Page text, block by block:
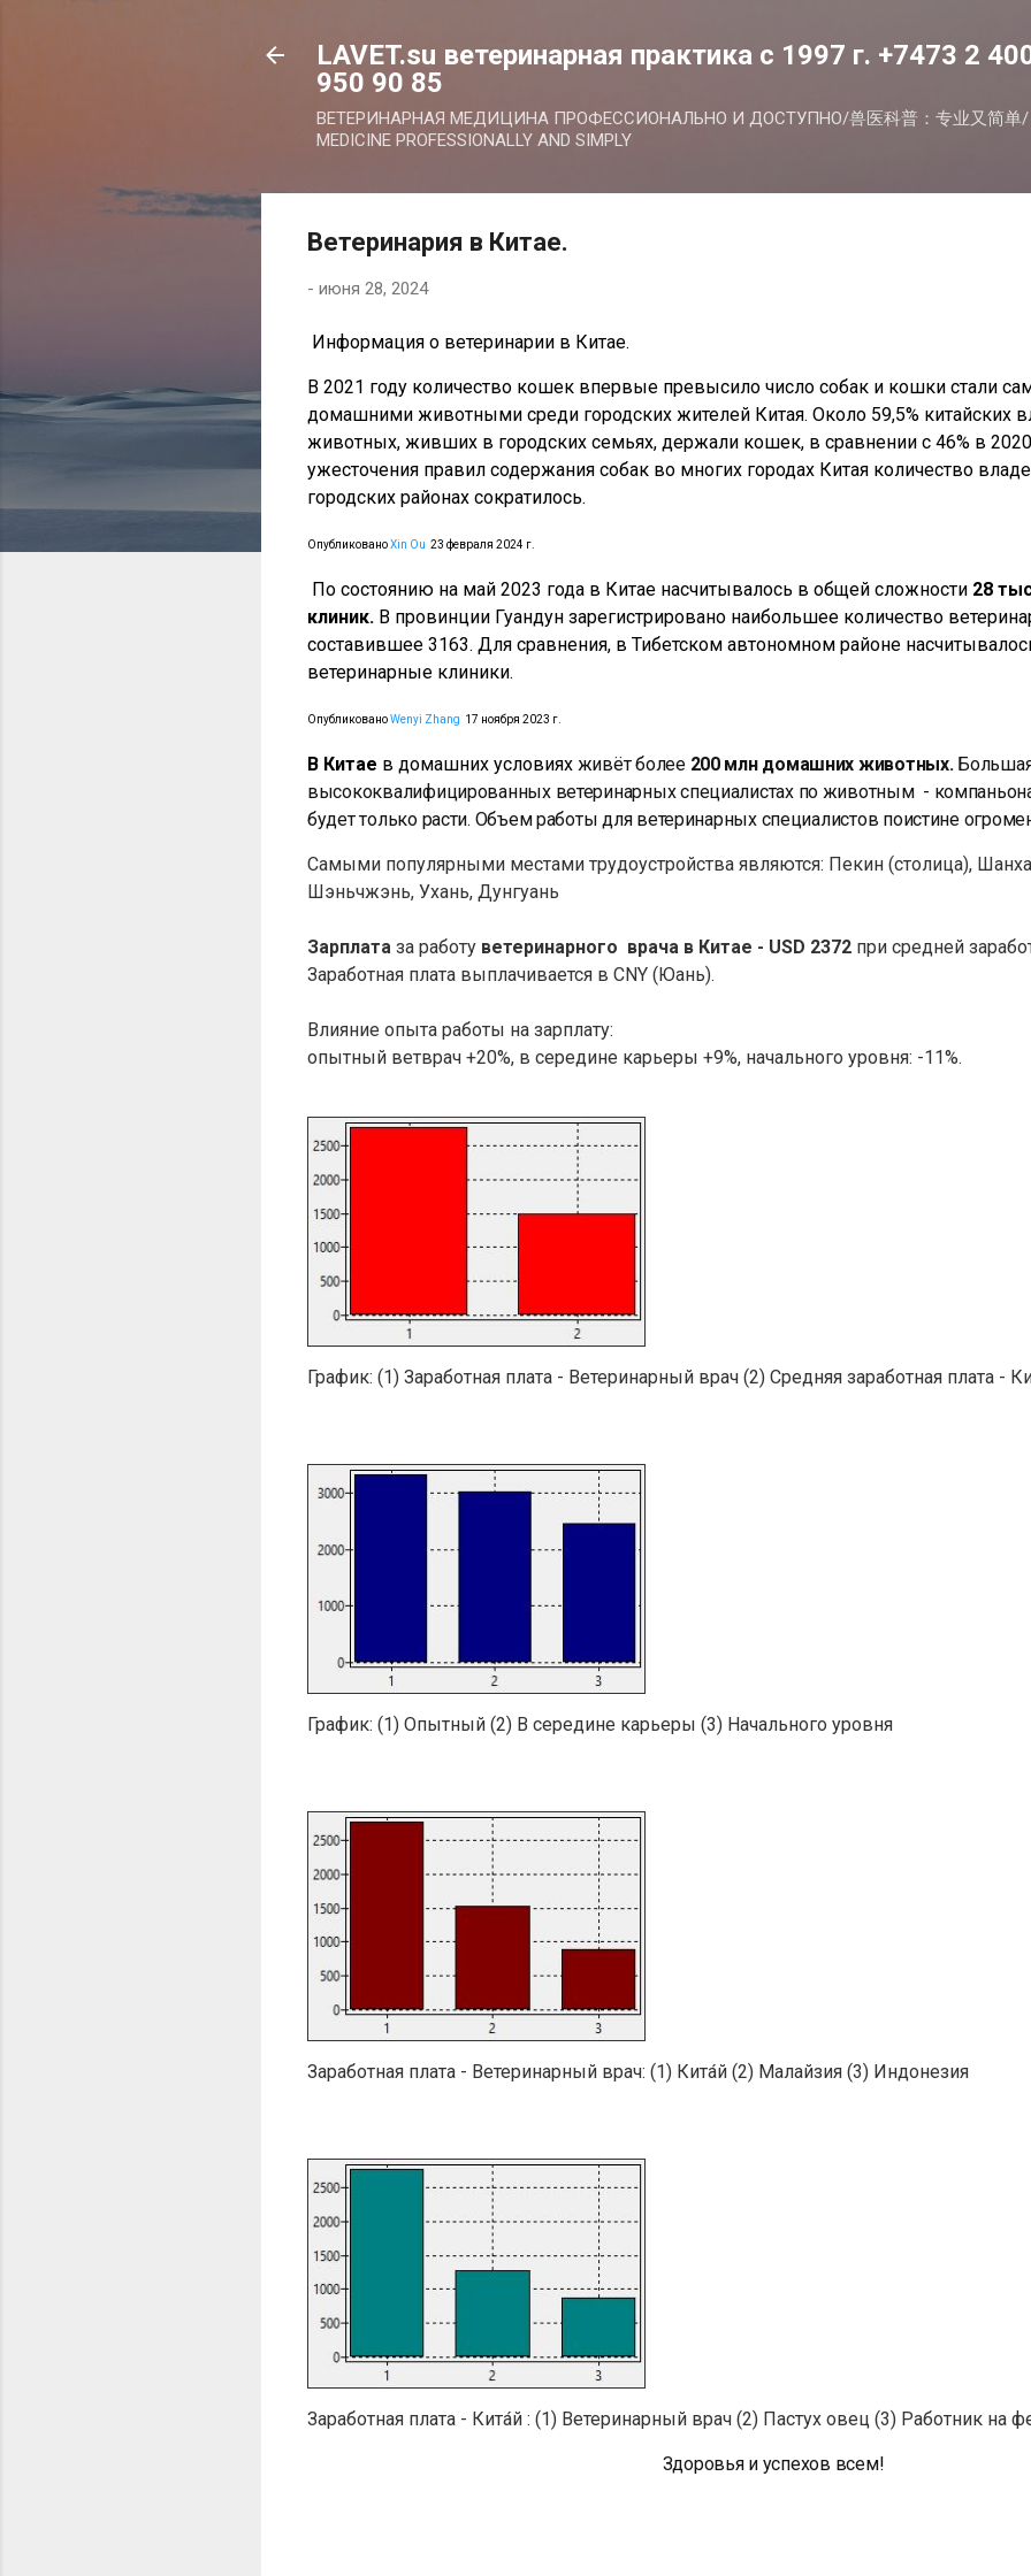
LAVET.su ветеринарная практика с 1997 г. +7473 2
950 90 85
ВЕТЕРИНАРНАЯ МЕДИЦИНА ПРОФЕССИОНАЛЬНО И ДОСТУПНО/兽医科普：专业又简单/
MEDICINE PROFESSIONALLY AND SIMPLY
Ветеринария в Китае.
- июня 28, 2024
Информация о ветеринарии в Китае.
В 2021 году количество кошек впервые превысило число собак и кошки стали
домашними животными среди городских жителей Китая. Около 59,5% китайских
животных, живших в городских семьях, держали кошек, в сравнении с 46% в
ужесточения правил содержания собак во многих городах Китая количество
городских районах сократилось.
ОпубликованоXin Ou 23 февраля 2024 г.
По состоянию на май 2023 года в Китае насчитывалось в общей сложности 28
клиник. В провинции Гуандун зарегистрировано наибольшее количество
составившее 3163. Для сравнения, в Тибетском автономном районе
ветеринарные клиники.
ОпубликованоWenyi Zhang 17 ноября 2023 г.
В Китае в домашних условиях живёт более 200 млн домашних животных.
высококвалифицированных ветеринарных специалистах по животным -
будет только расти. Объем работы для ветеринарных специалистов поистине
Самыми популярными местами трудоустройства являются: Пекин (столица),
Шэньчжэнь, Ухань, Дунгуань
Зарплата за работу ветеринарного врача в Китае - USD 2372 при средней
Заработная плата выплачивается в CNY (Юань).
Влияние опыта работы на зарплату:
опытный ветврач +20%, в середине карьеры +9%, начального уровня: -11%.
График: (1) Заработная плата - Ветеринарный врач (2) Средняя заработная плата -
График: (1) Oпытный (2) В середине карьеры (3) Начального уровня
Заработная плата - Ветеринарный врач: (1) Кита́й (2) Малайзия (3) Индонезия
Заработная плата - Кита́й : (1) Ветеринарный врач (2) Пастух овец (3) Работник на
Здоровья и успехов всем!